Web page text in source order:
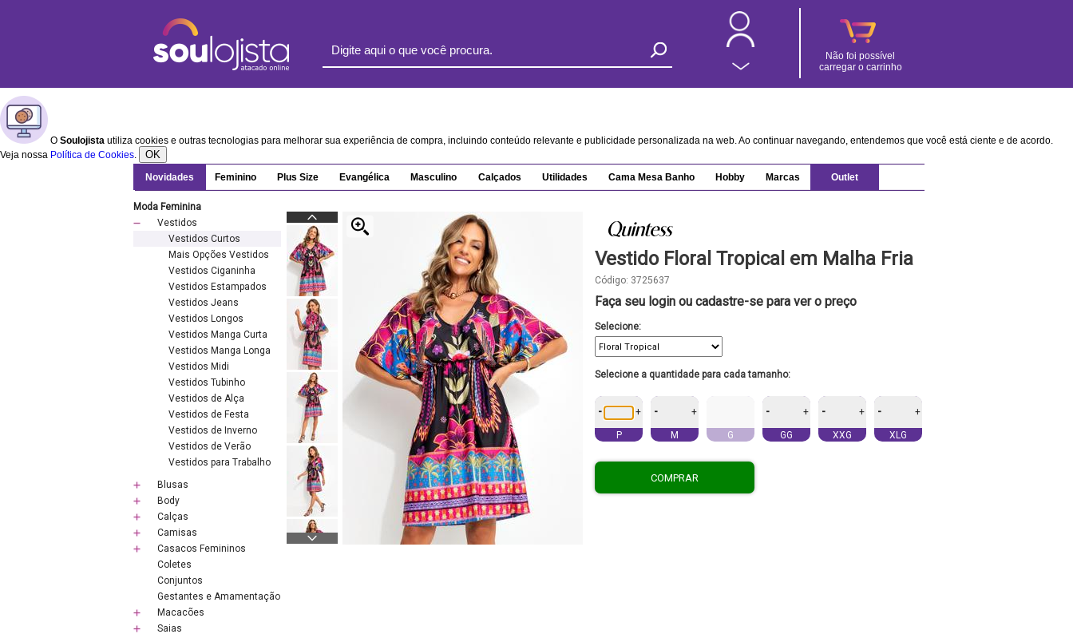
Não foi possível
carregar o carrinho
O Soulojista utiliza cookies e outras tecnologias para melhorar sua experiência de compra, incluindo conteúdo relevante e publicidade personalizada na web. Ao continuar navegando, entendemos que você está ciente e de acordo.
Veja nossa Política de Cookies. OK
Novidades Feminino Plus Size Evangélica Masculino Calçados Utilidades Cama Mesa Banho Hobby Marcas Outlet
Moda Feminina
Vestidos
Vestidos Curtos
Mais Opções Vestidos
Vestidos Ciganinha
Vestidos Estampados
Vestidos Jeans
Vestidos Longos
Vestidos Manga Curta
Vestidos Manga Longa
Vestidos Midi
Vestidos Tubinho
Vestidos de Alça
Vestidos de Festa
Vestidos de Inverno
Vestidos de Verão
Vestidos para Trabalho
Blusas
Body
Calças
Camisas
Casacos Femininos
Coletes
Conjuntos
Gestantes e Amamentação
Macacões
Saias
Vestido Floral Tropical em Malha Fria
Código: 3725637
Faça seu login ou cadastre-se para ver o preço
Selecione:
Selecione a quantidade para cada tamanho:
- +
P
- +
M G
- +
GG
- +
XXG
- +
XLG
COMPRAR